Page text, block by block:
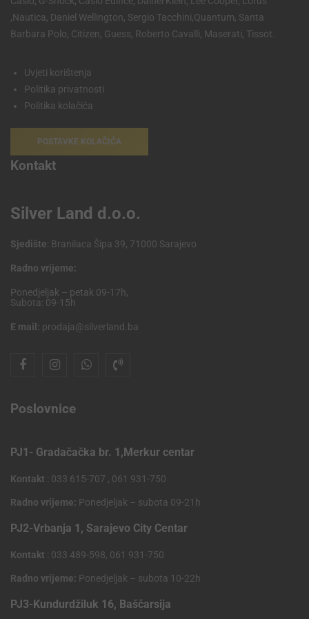
,Nautica, Daniel Wellington, Sergio Tacchini,Quantum, Santa
Barbara Polo, Citizen, Guess, Roberto Cavalli, Maserati, Tissot.
Uvjeti korištenja
Politika privatnosti
Politika kolačića
POSTAVKE KOLAČIĆA
Kontakt
Silver Land d.o.o.
Sjedište: Branilaca Šipa 39, 71000 Sarajevo
Radno vrijeme:
Ponedjeljak – petak 09-17h,
Subota: 09-15h
E mail: prodaja@silverland.ba
Poslovnice
PJ1- Gradačačka br. 1,Merkur centar
Kontakt : 033 615-707 , 061 931-750
Radno vrijeme: Ponedjeljak – subota 09-21h
PJ2-Vrbanja 1, Sarajevo City Centar
Kontakt : 033 489-598, 061 931-750
Radno vrijeme: Ponedjeljak – subota 10-22h
PJ3-Kundurdžiluk 16, Baščarsija